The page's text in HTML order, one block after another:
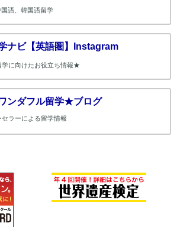
語、韓国語留学
ナビ【英語圏】Instagram
学に向けたお役立ち情報★
ンダフル留学★ブログ
セラーによる留学情報